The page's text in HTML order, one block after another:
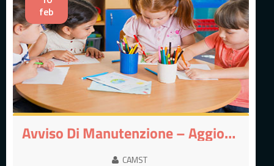
feb
Avviso Di Manutenzione – Aggiornamento Tecnologico Portali Sabato 14/02
CAMST